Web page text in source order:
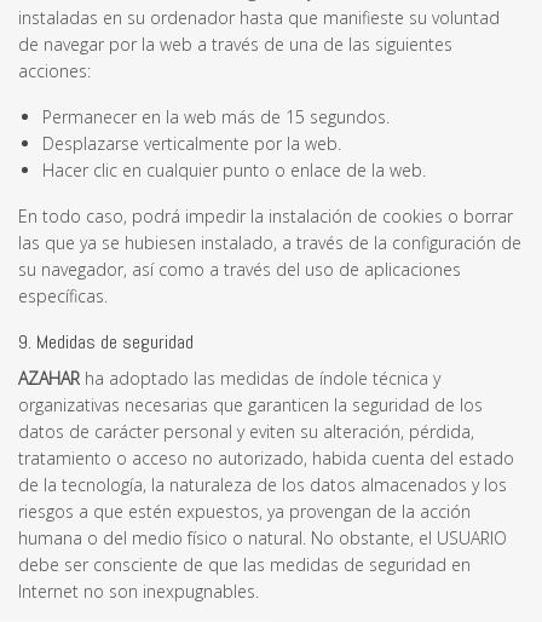
instaladas en su ordenador hasta que manifieste su voluntad
de navegar por la web a través de una de las siguientes
acciones:
Permanecer en la web más de 15 segundos.
Desplazarse verticalmente por la web.
Hacer clic en cualquier punto o enlace de la web.
En todo caso, podrá impedir la instalación de cookies o borrar
las que ya se hubiesen instalado, a través de la configuración de
su navegador, así como a través del uso de aplicaciones
específicas.
9. Medidas de seguridad
AZAHAR ha adoptado las medidas de índole técnica y
organizativas necesarias que garanticen la seguridad de los
datos de carácter personal y eviten su alteración, pérdida,
tratamiento o acceso no autorizado, habida cuenta del estado
de la tecnología, la naturaleza de los datos almacenados y los
riesgos a que estén expuestos, ya provengan de la acción
humana o del medio físico o natural. No obstante, el USUARIO
debe ser consciente de que las medidas de seguridad en
Internet no son inexpugnables.